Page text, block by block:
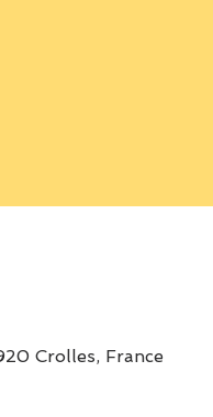
Crolles, France